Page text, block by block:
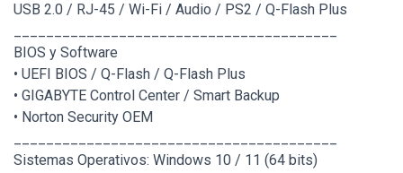
USB 2.0 / RJ-45 / Wi-Fi / Audio / PS2 / Q-Flash Plus
BIOS y Software
• UEFI BIOS / Q-Flash / Q-Flash Plus
• GIGABYTE Control Center / Smart Backup
• Norton Security OEM
Sistemas Operativos: Windows 10 / 11 (64 bits)